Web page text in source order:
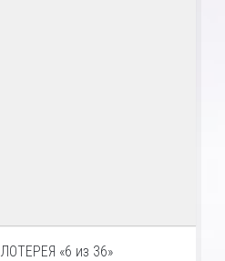
ЛОТЕРЕЯ «6 из 36»